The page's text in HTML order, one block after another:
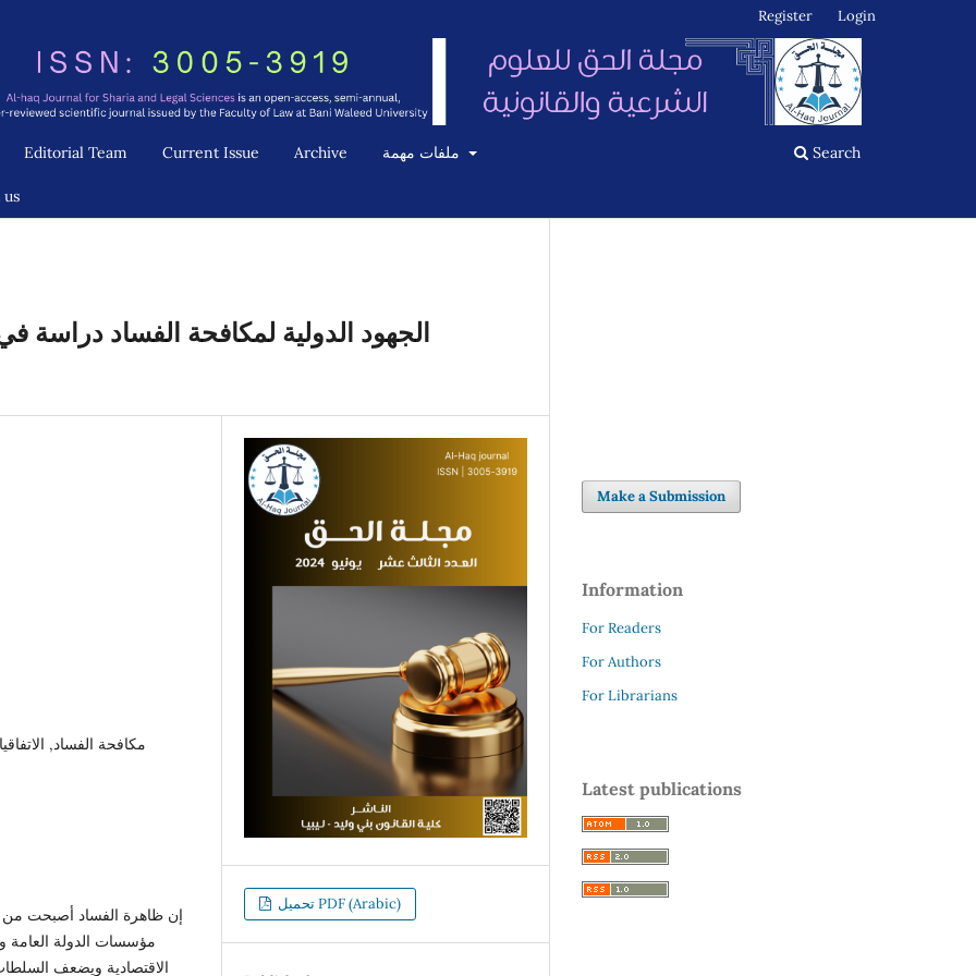
Editorial Team Current Issue Archive Search
Register Login
الجهود الدولية لمكافحة الفساد دراسة في
مكافحة الفساد,
إن ظاهرة الفساد أصبحت من
مؤسسات الدولة العامة
الاقتصادية ويضعف
تحميل PDF (Arabic)
Make a Submission
Information
For Readers
For Authors
For Librarians
Latest publications